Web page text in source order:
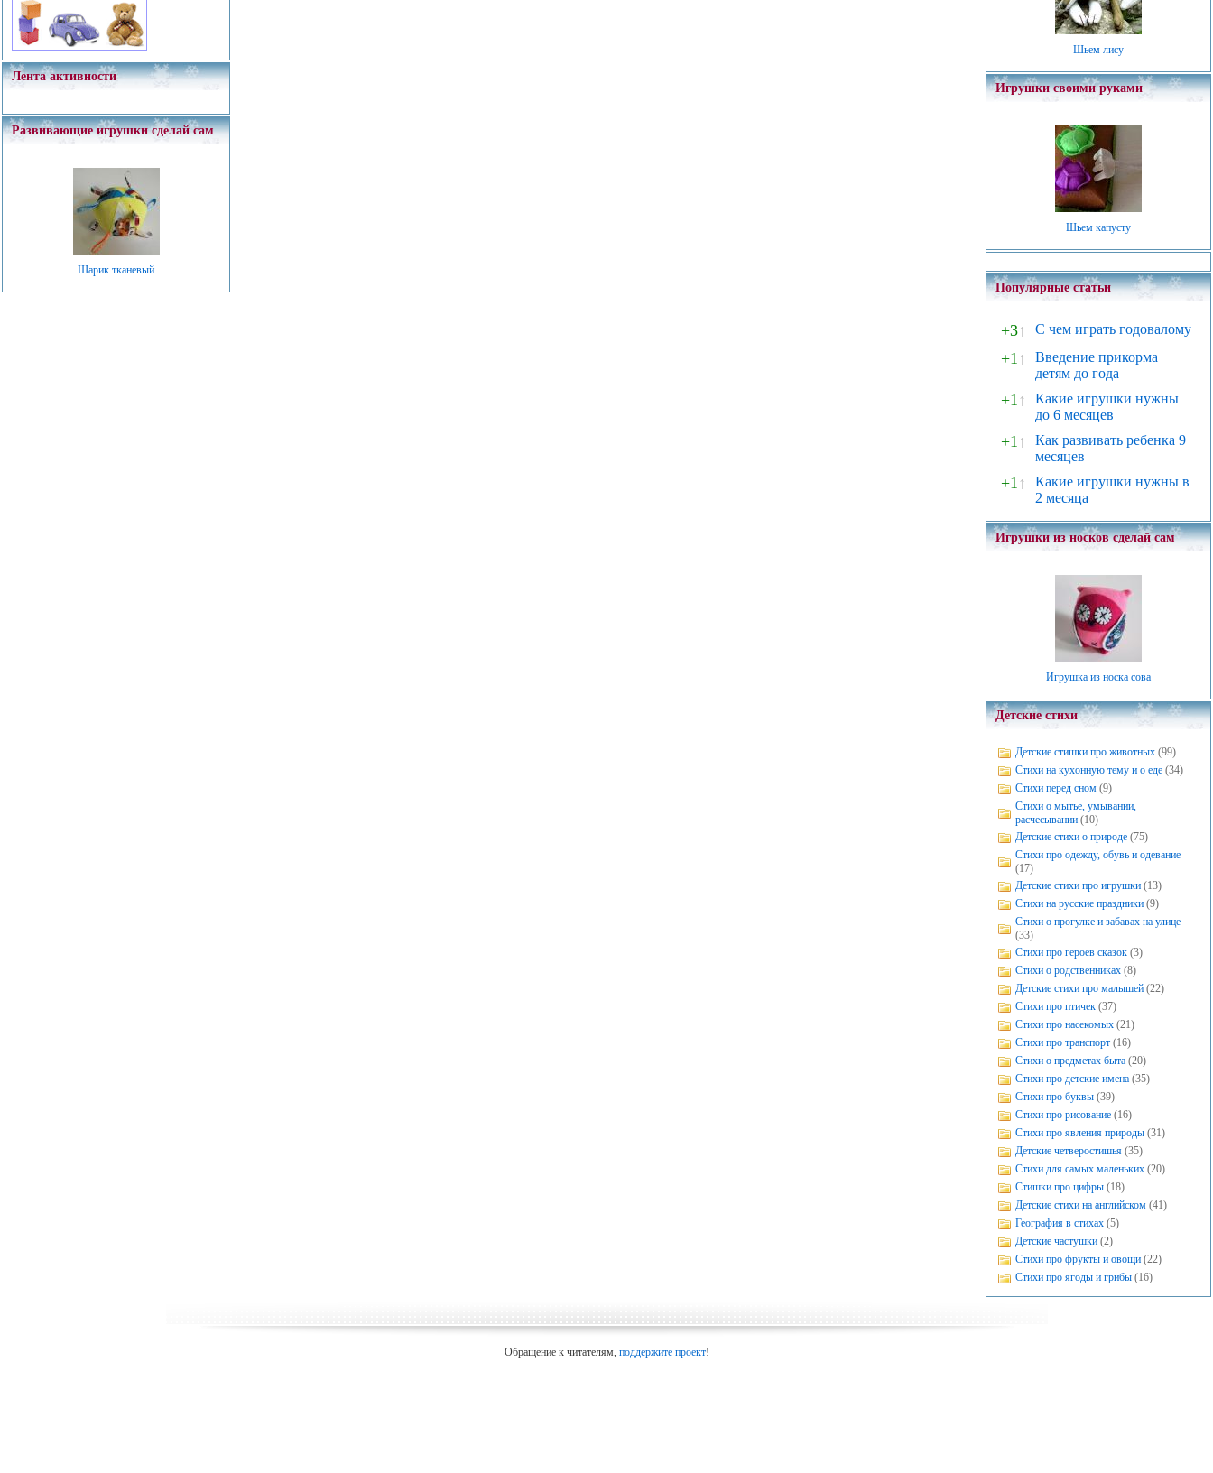
Лента активности
Развивающие игрушки сделай сам
Шарик тканевый
Шьем лису
Игрушки своими руками
Шьем капусту
Популярные статьи
+3↑ С чем играть годовалому
+1↑
Введение прикорма
детям до года
+1↑
Какие игрушки нужны
до 6 месяцев
+1↑
Как развивать ребенка 9
месяцев
+1↑
Какие игрушки нужны в
2 месяца
Игрушки из носков сделай сам
Игрушка из носка сова
Детские стихи
Детские стишки про животных (99)
Стихи на кухонную тему и о еде (34)
Стихи перед сном (9)
Стихи о мытье, умывании,
расчесывании (10)
Детские стихи о природе (75)
Стихи про одежду, обувь и одевание
(17)
Детские стихи про игрушки (13)
Стихи на русские праздники (9)
Стихи о прогулке и забавах на улице
(33)
Стихи про героев сказок (3)
Стихи о родственниках (8)
Детские стихи про малышей (22)
Стихи про птичек (37)
Стихи про насекомых (21)
Стихи про транспорт (16)
Стихи о предметах быта (20)
Стихи про детские имена (35)
Стихи про буквы (39)
Стихи про рисование (16)
Стихи про явления природы (31)
Детские четверостишья (35)
Стихи для самых маленьких (20)
Стишки про цифры (18)
Детские стихи на английском (41)
География в стихах (5)
Детские частушки (2)
Стихи про фрукты и овощи (22)
Стихи про ягоды и грибы (16)
Обращение к читателям, поддержите проект!